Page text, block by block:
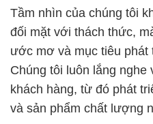
Tầm nhìn của chúng tôi
đối mặt với thách thức,
ước mơ và mục tiêu phát
Chúng tôi luôn lắng
khách hàng, từ đó phát
và sản phẩm chất lượng